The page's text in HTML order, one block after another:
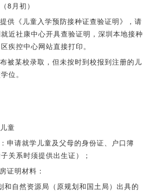
8月初）
供《儿童入学预防接种证查验证明》，请
近社康中心开具查验证明，深圳本地接种
疾控中心网站直接打印。
被某校录取，但未按时到校报到注册的儿
位。
童
申请就学儿童及父母的身份证、户口簿
关系时须提供出生证）；
证明材料：
和自然资源局（原规划和国土局）出具的